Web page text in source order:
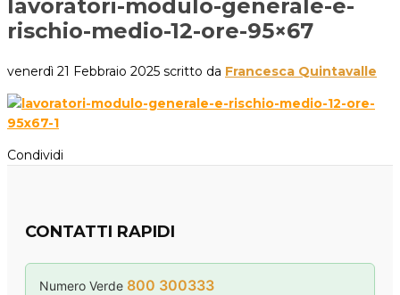
lavoratori-modulo-generale-e-
rischio-medio-12-ore-95×67
venerdì 21 Febbraio 2025 scritto da Francesca Quintavalle
Condividi
CONTATTI RAPIDI
Numero Verde 800 300333